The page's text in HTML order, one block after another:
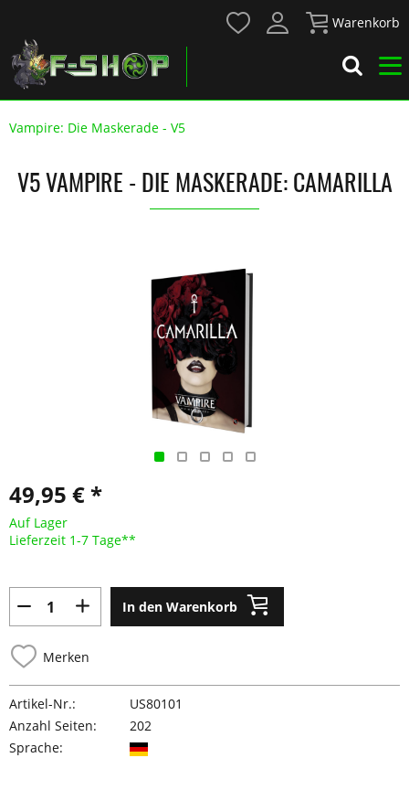
Warenkorb
Vampire: Die Maskerade - V5
V5 VAMPIRE - DIE MASKERADE: CAMARILLA
49,95 € *
Auf Lager
Lieferzeit 1-7 Tage**
In den Warenkorb
Merken
Artikel-Nr.:
US80101
Anzahl Seiten:
202
Sprache: